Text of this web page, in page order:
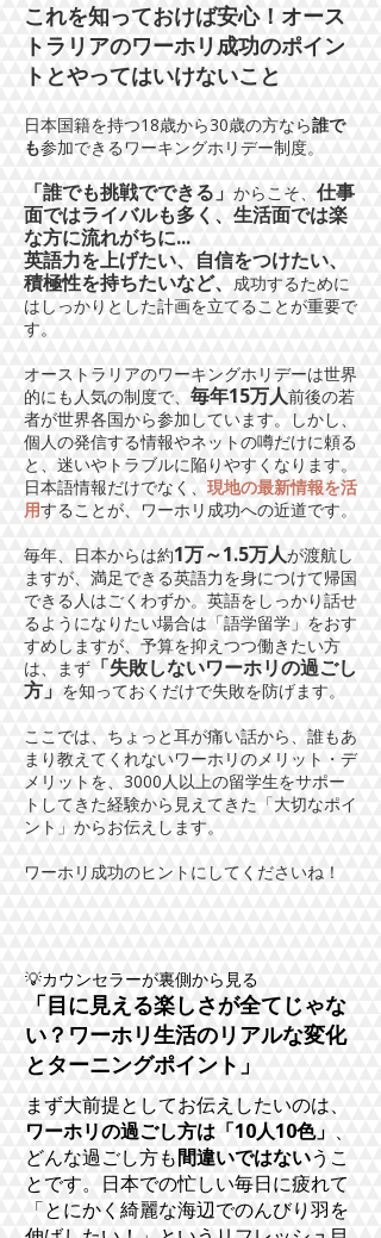
これを知っておけば安心！オース
トラリアのワーホリ成功のポイン
トとやってはいけないこと
日本国籍を持つ18歳から30歳の方なら誰で
も参加できるワーキングホリデー制度。
「誰でも挑戦でできる」 からこそ、仕事
面ではライバルも多く、生活面では楽
な方に流れがちに...
英語力を上げたい、自信をつけたい、
積極性を持ちたいなど、
成功するために
はしっかりとした計画を立てることが重要で
す。
オーストラリアのワーキングホリデーは世界
的にも人気の制度で、 毎年15万人前後の若
者が世界各国から参加しています。しかし、
個人の発信する情報やネットの噂だけに頼る
と、迷いやトラブルに陥りやすくなります。
日本語情報だけでなく、 現地の最新情報を活
用することが、ワーホリ成功への近道です。
毎年、日本からは約1万～1.5万人が渡航し
ますが、満足できる英語力を身につけて帰国
できる人はごくわずか。英語をしっかり話せ
るようになりたい場合は「語学留学」をおす
すめしますが、予算を抑えつつ働きたい方
は、まず 「失敗しないワーホリの過ごし
方」 を知っておくだけで失敗を防げます。
ここでは、ちょっと耳が痛い話から、誰もあ
まり教えてくれないワーホリのメリット・デ
メリットを、3000人以上の留学生をサポー
トしてきた経験から見えてきた「大切なポイ
ント」からお伝えします。
ワーホリ成功のヒントにしてくださいね！
💡カウンセラーが裏側から見る
「目に見える楽しさが全てじゃな
い？ワーホリ生活のリアルな変化
とターニングポイント」
まず大前提としてお伝えしたいのは、
ワーホリの過ごし方は「10人10色」 、
どんな過ごし方も間違いではないうこ
とです。日本での忙しい毎日に疲れて
「とにかく綺麗な海辺でのんびり羽を